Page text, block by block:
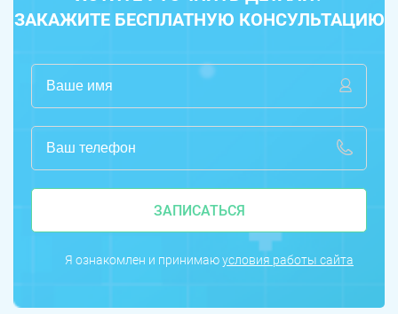
ЗАКАЖИТЕ БЕСПЛАТНУЮ КОНСУЛЬТАЦИЮ
ЗАПИСАТЬСЯ
Я ознакомлен и принимаюусловия работы сайта